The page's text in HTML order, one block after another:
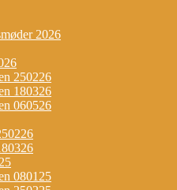
2026
250226
180326
060526
080125